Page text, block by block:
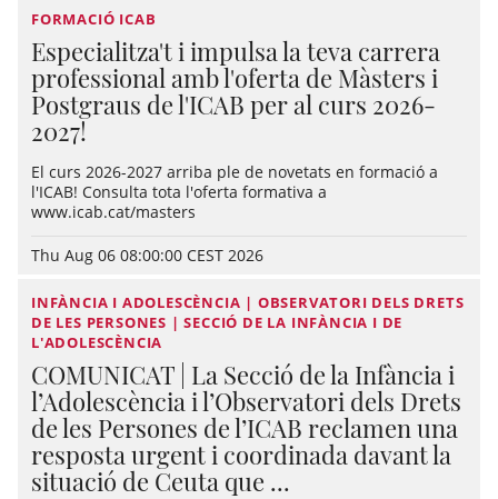
FORMACIÓ ICAB
Especialitza't i impulsa la teva carrera
professional amb l'oferta de Màsters i
Postgraus de l'ICAB per al curs 2026-
2027!
El curs 2026-2027 arriba ple de novetats en formació a
l'ICAB! Consulta tota l'oferta formativa a
www.icab.cat/masters
Thu Aug 06 08:00:00 CEST 2026
INFÀNCIA I ADOLESCÈNCIA | OBSERVATORI DELS DRETS
DE LES PERSONES | SECCIÓ DE LA INFÀNCIA I DE
L'ADOLESCÈNCIA
COMUNICAT | La Secció de la Infància i
l’Adolescència i l’Observatori dels Drets
de les Persones de l’ICAB reclamen una
resposta urgent i coordinada davant la
situació de Ceuta que ...